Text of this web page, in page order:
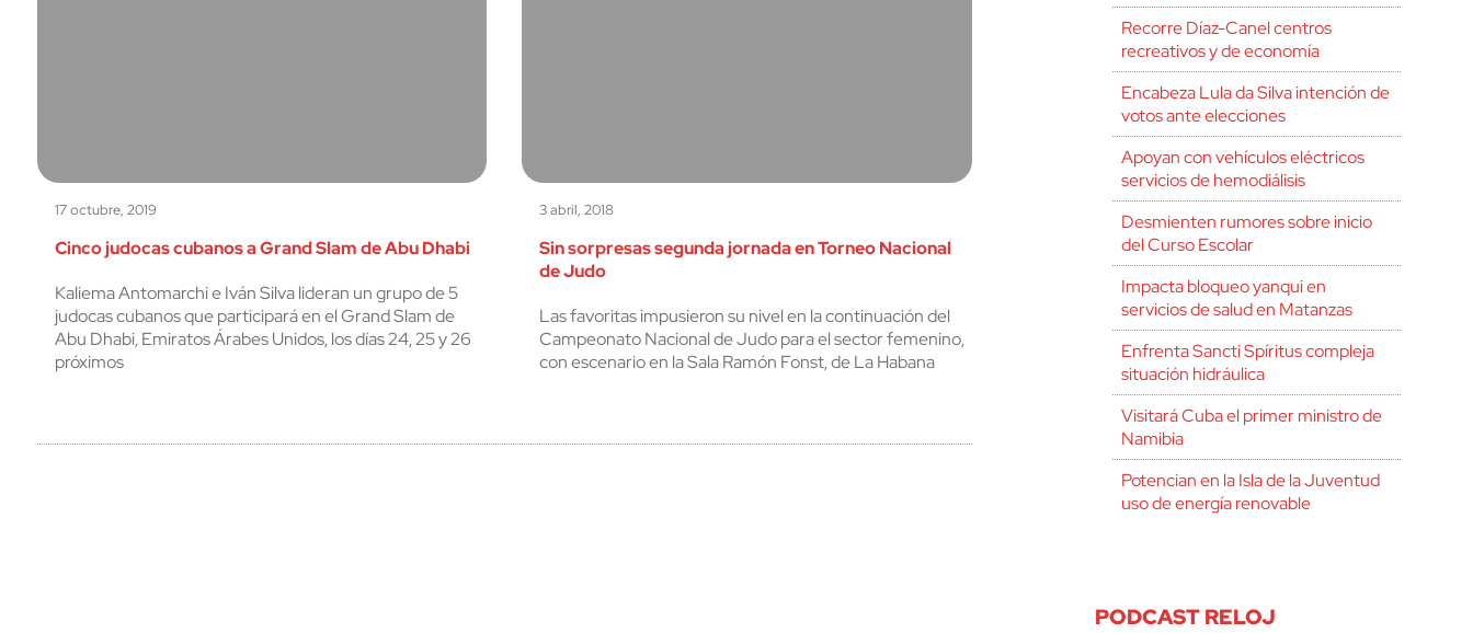
cerrar
17 octubre, 2019
Cinco judocas cubanos a Grand Slam de Abu Dhabi
Kaliema Antomarchi e Iván Silva lideran un grupo de 5
judocas cubanos que participará en el Grand Slam de
Abu Dhabi, Emiratos Árabes Unidos, los días 24, 25 y 26
próximos
3 abril, 2018
Sin sorpresas segunda jornada en Torneo Nacional
de Judo
Las favoritas impusieron su nivel en la continuación del
Campeonato Nacional de Judo para el sector femenino,
con escenario en la Sala Ramón Fonst, de La Habana
Recorre Díaz-Canel centros
recreativos y de economía
Encabeza Lula da Silva intención de
votos ante elecciones
Apoyan con vehículos eléctricos
servicios de hemodiálisis
Desmienten rumores sobre inicio
del Curso Escolar
Impacta bloqueo yanqui en
servicios de salud en Matanzas
Enfrenta Sancti Spíritus compleja
situación hidráulica
Visitará Cuba el primer ministro de
Namibia
Potencian en la Isla de la Juventud
uso de energía renovable
PODCAST RELOJ